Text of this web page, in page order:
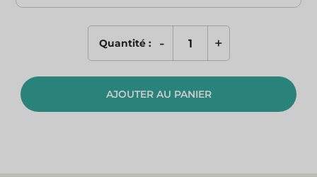
Quantité : -
quantité
Glutathione
+
AJOUTER AU PANIER